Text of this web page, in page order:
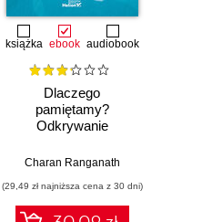
książka ebook audiobook
Dlaczego
pamiętamy?
Odkrywanie
aby zachować to,
Charan Ranganath
(29,49 zł najniższa cena z 30 dni)